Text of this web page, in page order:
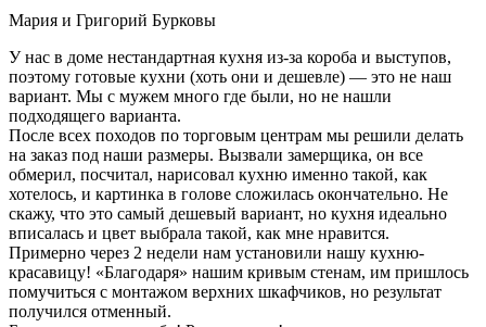
Мария и Григорий Бурковы
У нас в доме нестандартная кухня из-за короба и выступов,
поэтому готовые кухни (хоть они и дешевле) — это не наш
вариант. Мы с мужем много где были, но не нашли
подходящего варианта.
После всех походов по торговым центрам мы решили делать
на заказ под наши размеры. Вызвали замерщика, он все
обмерил, посчитал, нарисовал кухню именно такой, как
хотелось, и картинка в голове сложилась окончательно. Не
скажу, что это самый дешевый вариант, но кухня идеально
вписалась и цвет выбрала такой, как мне нравится.
Примерно через 2 недели нам установили нашу кухню-
красавицу! «Благодаря» нашим кривым стенам, им пришлось
помучиться с монтажом верхних шкафчиков, но результат
получился отменный.